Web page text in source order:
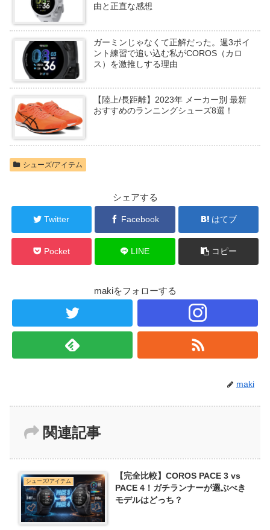
由と正直な感想
ガーミンじゃなくて正解だった。週3ポイ
ント練習で追い込む私がCOROS（カロ
ス）を激推しする理由
【陸上/長距離】2023年 メーカー別 最新
おすすめのランニングシューズ8選！
シューズ/アイテム
シェアする
Twitter Facebook はてブ
Pocket LINE コピー
makiをフォローする
maki
関連記事
シューズ/アイテム
【完全比較】COROS PACE 3 vs
PACE 4！ガチランナーが選ぶべき
モデルはどっち？